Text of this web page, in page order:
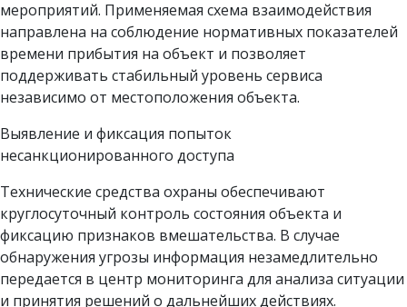
мероприятий. Применяемая схема взаимодействия
направлена на соблюдение нормативных показателей
времени прибытия на объект и позволяет
поддерживать стабильный уровень сервиса
независимо от местоположения объекта.
Выявление и фиксация попыток
несанкционированного доступа
Технические средства охраны обеспечивают
круглосуточный контроль состояния объекта и
фиксацию признаков вмешательства. В случае
обнаружения угрозы информация незамедлительно
передается в центр мониторинга для анализа ситуации
и принятия решений о дальнейших действиях.